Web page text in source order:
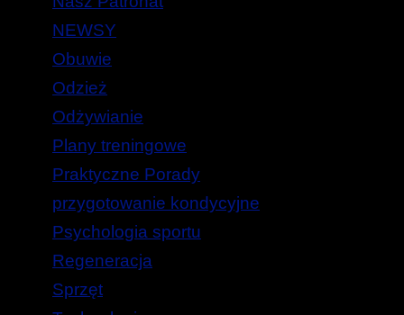
NEWSY
Obuwie
Odzież
Odżywianie
Plany treningowe
Praktyczne Porady
przygotowanie kondycyjne
Psychologia sportu
Regeneracja
Sprzęt